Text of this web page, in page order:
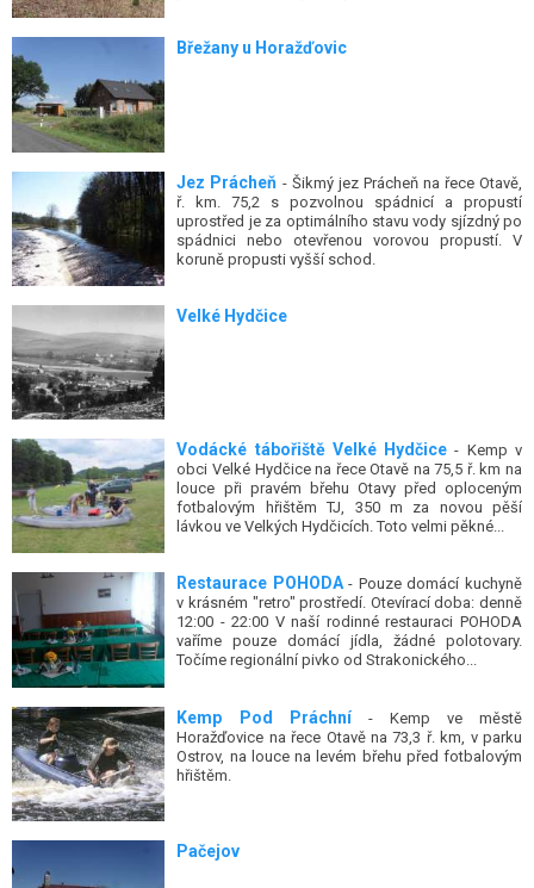
Břežany u Horažďovic
Jez Prácheň - Šikmý jez Prácheň na řece Otavě,
ř. km. 75,2 s pozvolnou spádnicí a propustí
uprostřed je za optimálního stavu vody sjízdný po
spádnici nebo otevřenou vorovou propustí. V
koruně propusti vyšší schod.
Velké Hydčice
Vodácké tábořiště Velké Hydčice - Kemp v
obci Velké Hydčice na řece Otavě na 75,5 ř. km na
louce při pravém břehu Otavy před oploceným
fotbalovým hřištěm TJ, 350 m za novou pěší
lávkou ve Velkých Hydčicích. Toto velmi pěkné...
Restaurace POHODA- Pouze domácí kuchyně
v krásném "retro" prostředí. Otevírací doba: denně
12:00 - 22:00 V naší rodinné restauraci POHODA
vaříme pouze domácí jídla, žádné polotovary.
Točíme regionální pivko od Strakonického...
Kemp Pod Práchní- Kemp ve městě
Horažďovice na řece Otavě na 73,3 ř. km, v parku
Ostrov, na louce na levém břehu před fotbalovým
hřištěm.
Pačejov